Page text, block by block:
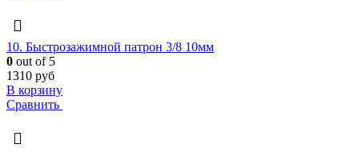
10. Быстрозажимной патрон 3/8 10мм
0 out of 5
1310 руб
В корзину
Сравнить